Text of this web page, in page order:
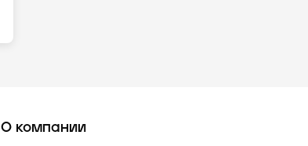
О компании